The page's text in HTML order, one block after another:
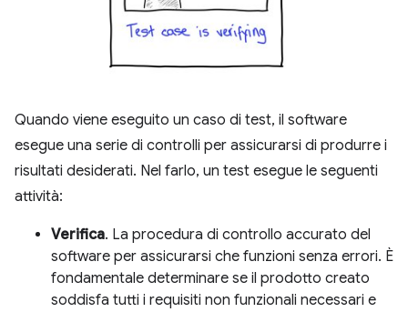
Quando viene eseguito un caso di test, il software
esegue una serie di controlli per assicurarsi di produrre i
risultati desiderati. Nel farlo, un test esegue le seguenti
attività:
Verifica. La procedura di controllo accurato del
software per assicurarsi che funzioni senza errori. È
fondamentale determinare se il prodotto creato
soddisfa tutti i requisiti non funzionali necessari e